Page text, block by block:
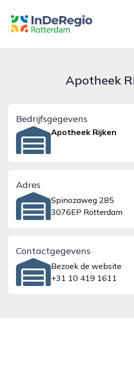
inderegiorotterdam.nl
Apotheek
Bedrijfsgegevens
Apotheek Rijken
Adres
Spinozaweg 285
3076EP Rotterdam
Contactgegevens
Bezoek de website
+31 10 419 1611